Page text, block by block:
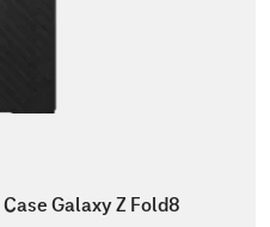
Galaxy Z Fold8